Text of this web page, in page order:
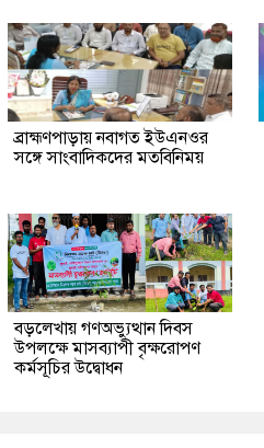
ব্রাহ্মণপাড়ায় নবাগত ইউএনওর
সঙ্গে সাংবাদিকদের মতবিনিময়
বড়লেখায় গণঅভ্যুত্থান দিবস
উপলক্ষে মাসব্যাপী বৃক্ষরোপণ
কর্মসূচির উদ্বোধন